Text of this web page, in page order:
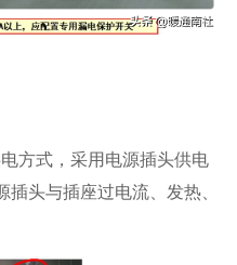
方式，采用电源插头供电
头与插座过电流、发热、